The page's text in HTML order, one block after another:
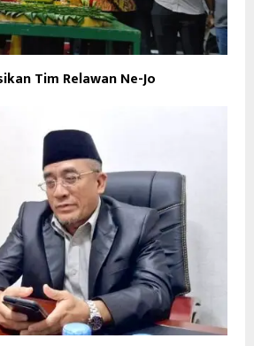
Tim Relawan Ne-Jo